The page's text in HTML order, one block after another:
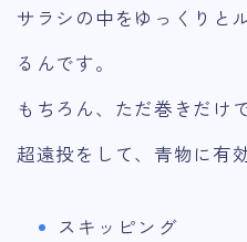
サラシの中をゆっくりと
るんです。
もちろん、ただ巻きだけ
超遠投をして、青物に有
スキッピング